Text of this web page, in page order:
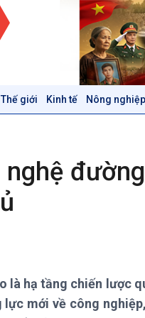
Thế giới Kinh tế Nông
Thời sự 12h
Thời sự 18h
Thời sự 21h30
Bản tin
học & Công nghệ
Tin Khoa học & Công nghệ
nghệ
là hạ tầng chiến lược
lực mới về công